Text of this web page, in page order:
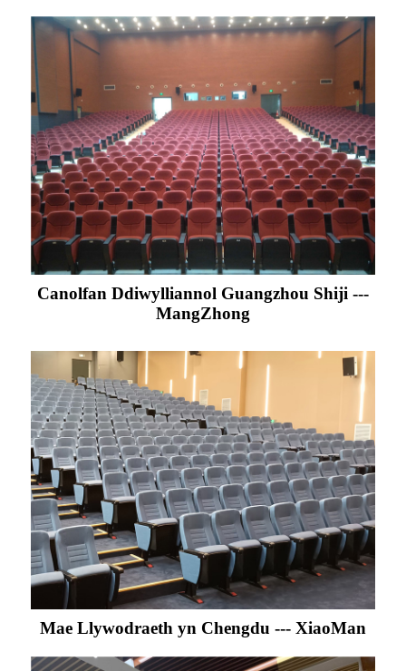
Canolfan Ddiwylliannol Guangzhou Shiji ---
MangZhong
Mae Llywodraeth yn Chengdu --- XiaoMan